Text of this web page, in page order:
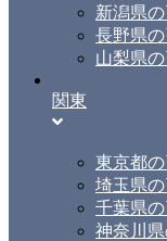
新潟県
長野県
山梨県
関東
東京都
埼玉県
千葉県
神奈川